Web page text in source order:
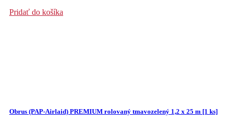
Pridať do košíka
Obrus (PAP-Airlaid) PREMIUM rolovaný tmavozelený 1,2 x 25 m [1 ks]